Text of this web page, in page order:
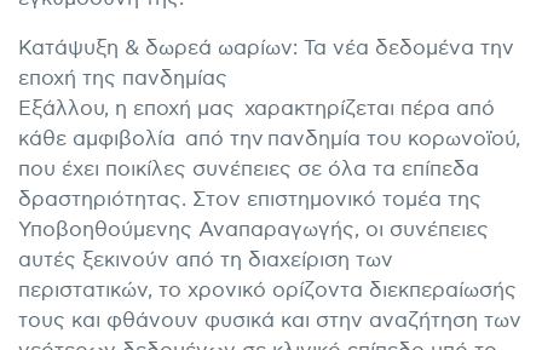
Κατάψυξη & δωρεά ωαρίων: Τα νέα δεδομένα την
εποχή της πανδημίας
Εξάλλου, η εποχή μας χαρακτηρίζεται πέρα από
κάθε αμφιβολία από την πανδημία του κορωνοϊού,
που έχει ποικίλες συνέπειες σε όλα τα επίπεδα
δραστηριότητας. Στον επιστημονικό τομέα της
Υποβοηθούμενης Αναπαραγωγής, οι συνέπειες
αυτές ξεκινούν από τη διαχείριση των
περιστατικών, το χρονικό ορίζοντα διεκπεραίωσής
τους και φθάνουν φυσικά και στην αναζήτηση των